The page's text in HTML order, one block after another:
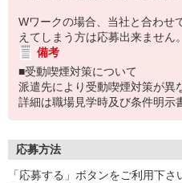
Wワークの場合、当社と合わせ
えてしまう方は応募出来ません。
備考
■受動喫煙対策について
派遣先により受動喫煙対策が異
詳細は職場見学時及び条件明示
応募方法
「応募する」ボタンをご利用下さ